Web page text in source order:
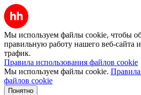
Мы используем файлы cookie, чтобы
правильную работу нашего веб-сайта
трафик.
Правила использования файлов cookie
Мы используем файлы cookie.
файлов cookie
Понятно